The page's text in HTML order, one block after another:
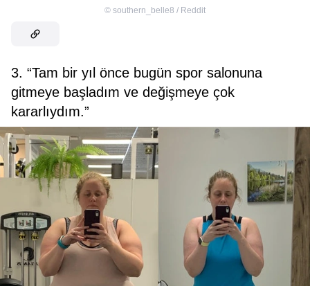
© southern_belle8 / Reddit
3. “Tam bir yıl önce bugün spor salonuna
gitmeye başladım ve değişmeye çok
kararlıydım.”